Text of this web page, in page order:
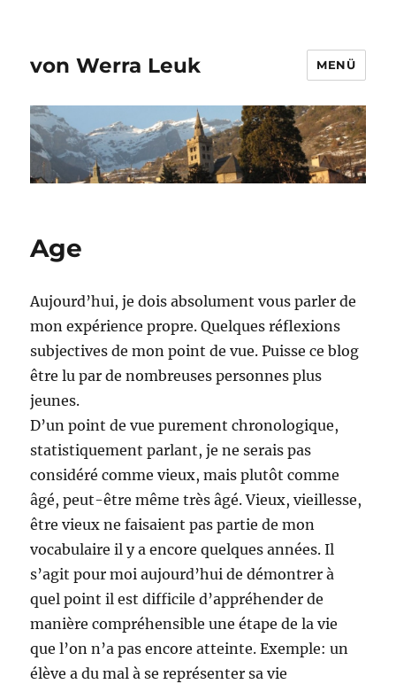
von Werra Leuk MENÜ
Age
Aujourd’hui, je dois absolument vous parler de
mon expérience propre. Quelques réflexions
subjectives de mon point de vue. Puisse ce blog
être lu par de nombreuses personnes plus
jeunes.
D’un point de vue purement chronologique,
statistiquement parlant, je ne serais pas
considéré comme vieux, mais plutôt comme
âgé, peut-être même très âgé. Vieux, vieillesse,
être vieux ne faisaient pas partie de mon
vocabulaire il y a encore quelques années. Il
s’agit pour moi aujourd’hui de démontrer à
quel point il est difficile d’appréhender de
manière compréhensible une étape de la vie
que l’on n’a pas encore atteinte. Exemple: un
élève a du mal à se représenter sa vie